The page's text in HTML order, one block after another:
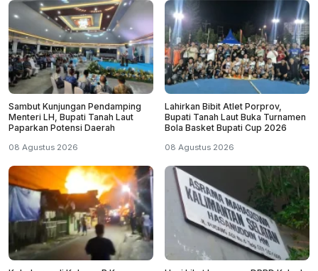
Sambut Kunjungan Pendamping
Menteri LH, Bupati Tanah Laut
Paparkan Potensi Daerah
08 Agustus 2026
Lahirkan Bibit Atlet Porprov,
Bupati Tanah Laut Buka Turnamen
Bola Basket Bupati Cup 2026
08 Agustus 2026